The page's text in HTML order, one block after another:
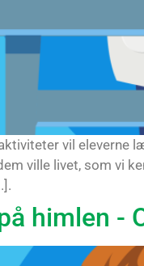
vil eleverne
ville livet, som vi
himlen -